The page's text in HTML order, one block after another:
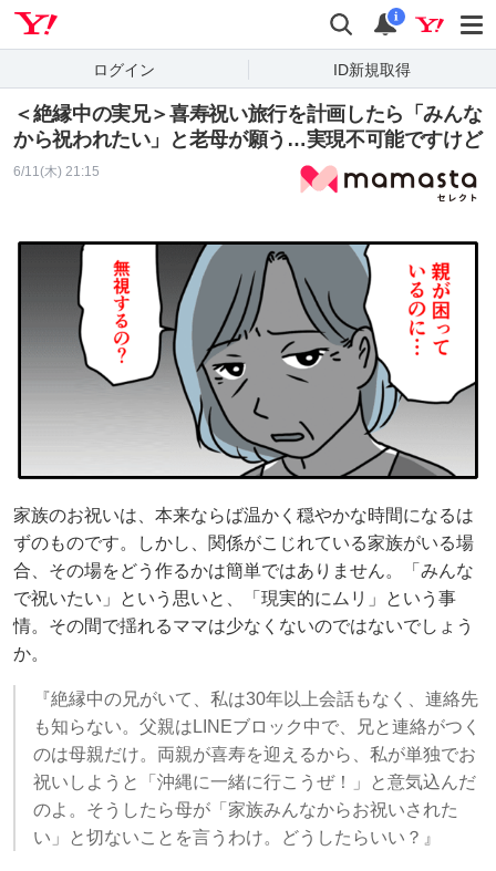
検索 通知
i
ログイン ID新規取得
＜絶縁中の実兄＞喜寿祝い旅行を計画したら「みんな
から祝われたい」と老母が願う…実現不可能ですけど
6/11(木) 21:15
家族のお祝いは、本来ならば温かく穏やかな時間になるは
ずのものです。しかし、関係がこじれている家族がいる場
合、その場をどう作るかは簡単ではありません。「みんな
で祝いたい」という思いと、「現実的にムリ」という事
情。その間で揺れるママは少なくないのではないでしょう
か。
『絶縁中の兄がいて、私は30年以上会話もなく、連絡先
も知らない。父親はLINEブロック中で、兄と連絡がつく
のは母親だけ。両親が喜寿を迎えるから、私が単独でお
祝いしようと「沖縄に一緒に行こうぜ！」と意気込んだ
のよ。そうしたら母が「家族みんなからお祝いされた
い」と切ないことを言うわけ。どうしたらいい？』